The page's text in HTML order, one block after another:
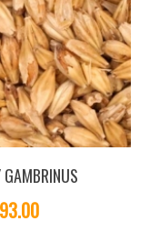
GAMBRINUS